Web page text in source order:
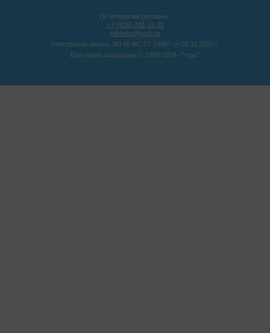
По вопросам рекламы:
+ 7 (926) 001-11-01
reklama@utro.ru
Реестровая запись ЭЛ № ФС 77-79497 от 02.11.2020 г.
Все права защищены © 1999-2024. "Утро"